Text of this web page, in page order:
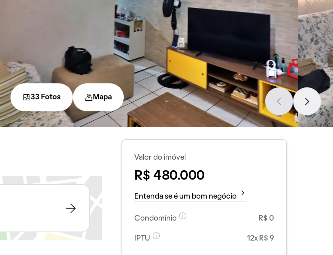
33 Fotos Mapa
Valor do imóvel
R$ 480.000
Entenda se é um bom negócio
Condomínio R$ 0
IPTU 12x R$ 9